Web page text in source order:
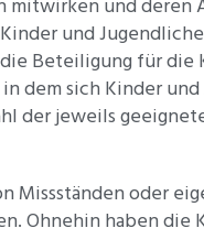
und
Beteiligung für die
dem sich Kinder
der jeweils
Missständen oder
Ohnehin haben die